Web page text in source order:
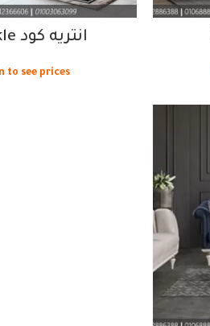
انتريه كود Sparkle
to see prices